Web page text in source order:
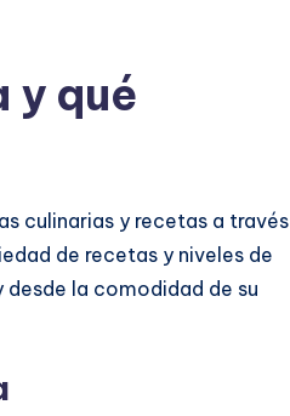
y qué
culinarias y recetas a través
de recetas y niveles de
la comodidad de su